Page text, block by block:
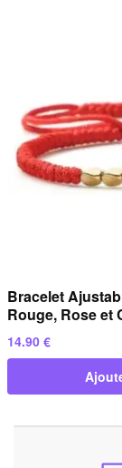
Bracelet
Rouge, Rose et
14.90 €